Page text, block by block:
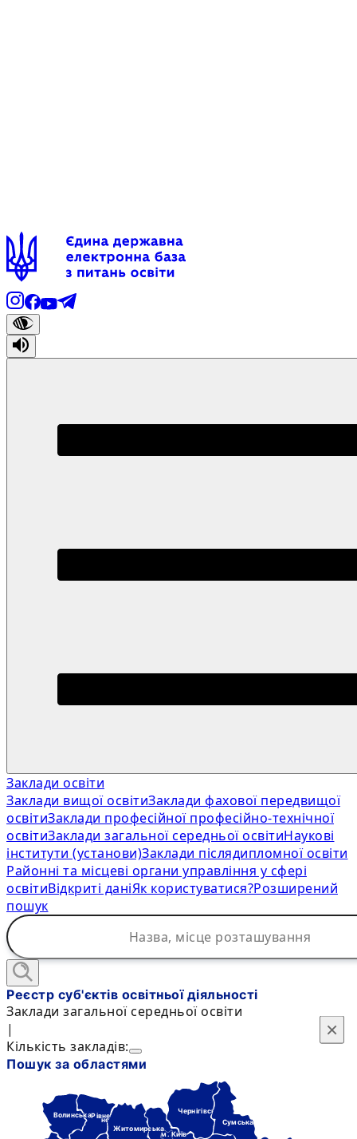
Заклади освіти
Заклади вищої освітиЗаклади фахової передвищої
освітиЗаклади професійної професійно-технічної
освітиЗаклади загальної середньої освітиНаукові
інститути (установи)Заклади післядипломної освіти
Районні та місцеві органи управління у сфері
освітиВідкриті даніЯк користуватися?Розширений
пошук
×
Реєстр суб'єктів освітньої діяльності
Заклади загальної середньої освіти
|
Кількість закладів:
Пошук за областями
Чернігівська
м. Київ
Рівне-
нська Сумська
Волинська
Житомирська
×